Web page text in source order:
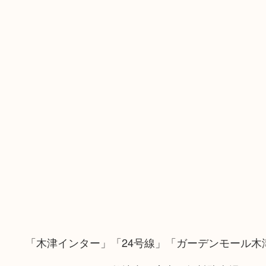
「木津インター」「24号線」「ガーデンモール